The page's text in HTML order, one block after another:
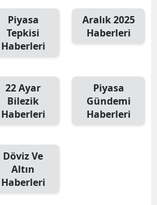
Piyasa
Tepkisi
Haberleri
Aralık 2025
Haberleri
22 Ayar
Bilezik
Haberleri
Piyasa
Gündemi
Haberleri
Döviz Ve
Altın
Haberleri